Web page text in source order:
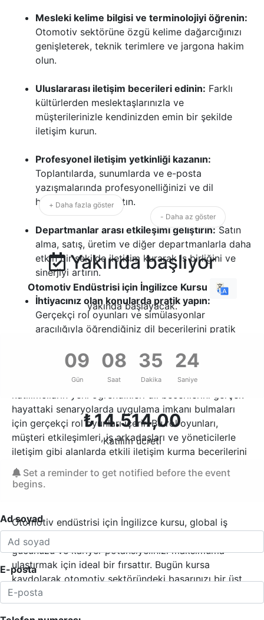
Mesleki kelime bilgisi ve terminolojiyi öğrenin:
Otomotiv sektörüne özgü kelime dağarcığınızı
genişleterek, teknik terimlere ve jargona hakim
olun.
Uluslararası iletişim becerileri edinin: Farklı
kültürlerden meslektaşlarınızla ve
müşterilerinizle kendinizden emin bir şekilde
iletişim kurun.
Profesyonel iletişim yetkinliği kazanın:
Toplantılarda, sunumlarda ve e-posta
yazışmalarında profesyonelliğinizi ve dil
hakimiyetinizi yansıtın.
Departmanlar arası etkileşimi geliştirin:Satın
alma, satış, üretim ve diğer departmanlarla daha
etkin bir şekilde iletişim kurarak iş birliğini ve
sinerjiyi artırın.
İhtiyacınız olan konularda pratik yapın:
Gerçekçi rol oyunları ve simülasyonlar
aracılığıyla öğrendiğiniz dil becerilerini pratik
Otomotiv endüstrisi mesleki İngilizce kursumuz,
katılımcıların yeni öğrendikleri dil becerilerini gerçek
hayattaki senaryolarda uygulama imkanı bulmaları
için gerçekçi rol oyunları içerir. Bu rol oyunları,
müşteri etkileşimleri, iş arkadaşları ve yöneticilerle
iletişim gibi alanlarda etkili iletişim kurma becerilerini
geliştirmelerine yardımcı olur.
Otomotiv endüstrisi için İngilizce kursu, global iş
dünyasının iletişim dilini öğrenerek sektördeki rekabet
gücünüzü ve kariyer potansiyelinizi maksimuma
ulaştırmak için ideal bir fırsattır. Bugün kursa
kaydolarak otomotiv sektöründeki başarınızı bir üst
seviyeye taşıyın!
+ Daha fazla göster
- Daha az göster
Yakında başlıyor
Otomotiv Endüstrisi için İngilizce Kursu
yakında başlayacak.
09
Gün
08
Saat
35
Dakika
23
Saniye
₺14.514,00
Katılım ücreti
Set a reminder to get notified before the event
begins.
Ad soyad
E-posta